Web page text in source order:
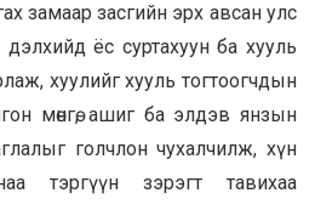
замаар засгийн эрх авсан улс
ёс суртахуун ба хууль
хуулийг хууль тогтоогчдын
мөнгө, ашиг ба элдэв янзын
голчлон чухалчилж, хүн
тэргүүн зэрэгт тавихаа